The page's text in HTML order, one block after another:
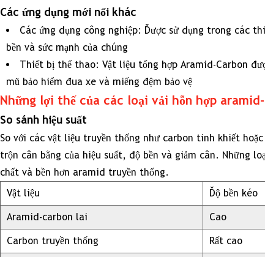
dẻo
dai
4
Các
ứng
dụng
của
các
loại
vải
hỗn
hợp
Các ứng dụng mới nổi khác
Các ứng dụng công nghiệp: Được sử dụng trong các
bền và sức mạnh của chúng
Thiết bị thể thao: Vật liệu tổng hợp Aramid-Carbon
mũ bảo hiểm đua xe và miếng đệm bảo vệ
Những lợi thế của các loại vải hỗn hợp
So sánh hiệu suất
So với các vật liệu truyền thống như carbon tinh khiết
trộn cân bằng của hiệu suất, độ bền và giảm cân. Những
chất và bền hơn aramid truyền thống.
Vật liệu
Độ bền kéo
Aramid-carbon lai Cao
Carbon truyền thống Rất cao